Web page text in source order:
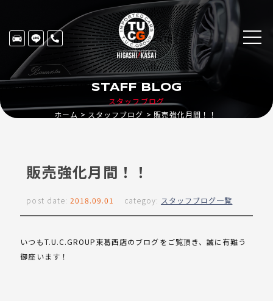
スタッフブログ
STAFF BLOG
ホーム スタッフブログ 販売強化月間！！
販売強化月間！！
post date: 2018.09.01 categoy: スタッフブログ一覧
いつもT.U.C.GROUP東葛西店のブログをご覧頂き、誠に有難う
御座います！